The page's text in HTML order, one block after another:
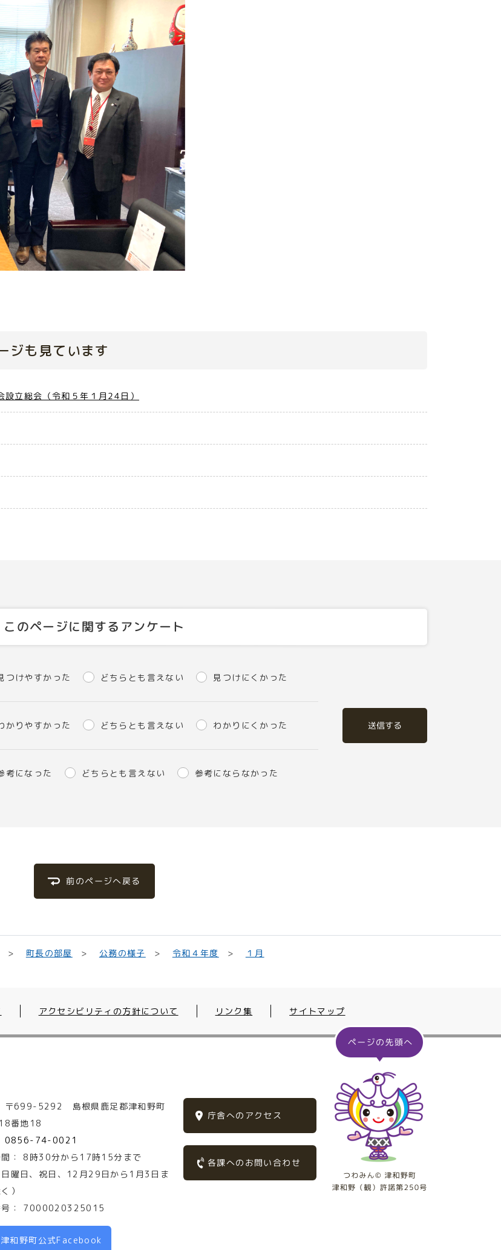
ジも見ています
立総会（令和５年１月24日）
このページに関するアンケート
つけやすかった どちらとも言えない 見つけにくかった
かりやすかった どちらとも言えない わかりにくかった
考になった どちらとも言えない 参考にならなかった
送信する
前のページへ戻る
町長の部屋 公務の様子 令和４年度 １月
アクセシビリティの方針について リンク集 サイトマップ
〒699-5292 島根県鹿足郡津和野町
番地18
0856-74-0021
：
8時30分から17時15分まで
日曜日、祝日、12月29日から1月3日ま
）
：
7000020325015
津和野町公式Facebook
庁舎へのアクセス
各課へのお問い合わせ